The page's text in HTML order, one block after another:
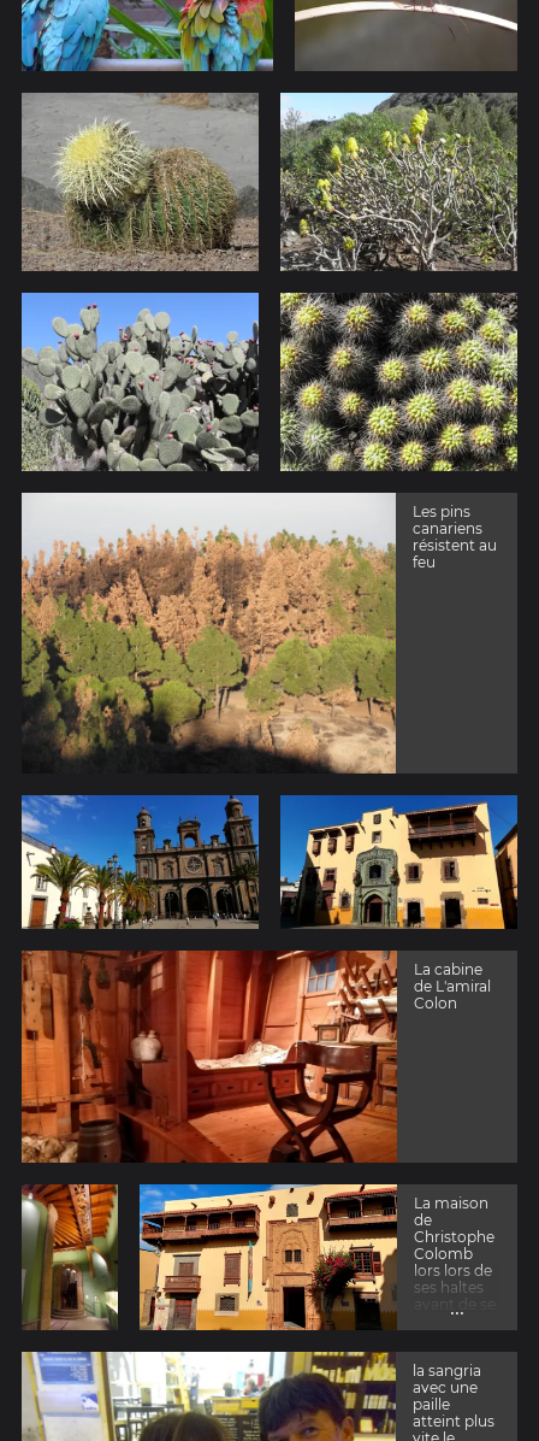
Les pins
canariens
résistent au
feu
La cabine
de L'amiral
Colon
La maison
de
Christophe
Colomb
lors lors de
ses haltes
...
la sangria
avec une
paille
atteint plus